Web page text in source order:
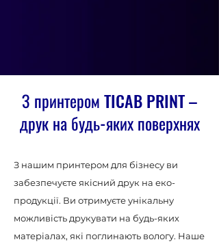
З принтером TICAB PRINT –
друк на будь-яких поверхнях
З нашим принтером для бізнесу ви
забезпечуєте якісний друк на еко-
продукції. Ви отримуєте унікальну
можливість друкувати на будь-яких
матеріалах, які поглинають вологу. Наше